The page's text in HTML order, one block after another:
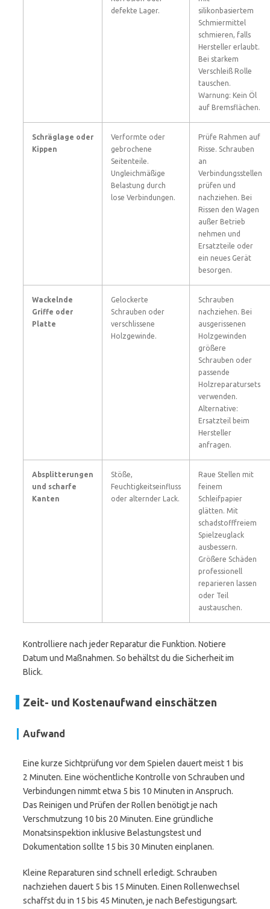
defekte Lager.
silikonbasiertem
Schmiermittel
schmieren, falls
Hersteller erlaubt.
Bei starkem
Verschleiß Rolle
tauschen.
Warnung: Kein Öl
auf Bremsflächen.
Schräglage oder
Kippen
Verformte oder
gebrochene
Seitenteile.
Ungleichmäßige
Belastung durch
lose Verbindungen.
Prüfe Rahmen auf
Risse. Schrauben
an
Verbindungsstellen
prüfen und
nachziehen. Bei
Rissen den Wagen
außer Betrieb
nehmen und
Ersatzteile oder
ein neues Gerät
besorgen.
Wackelnde
Griffe oder
Platte
Gelockerte
Schrauben oder
verschlissene
Holzgewinde.
Schrauben
nachziehen. Bei
ausgerissenen
Holzgewinden
größere
Schrauben oder
passende
Holzreparatursets
verwenden.
Alternative:
Ersatzteil beim
Hersteller
anfragen.
Absplitterungen
und scharfe
Kanten
Stöße,
Feuchtigkeitseinfluss
oder alternder Lack.
Raue Stellen mit
feinem
Schleifpapier
glätten. Mit
schadstofffreiem
Spielzeuglack
ausbessern.
Größere Schäden
professionell
reparieren lassen
oder Teil
austauschen.
Kontrolliere nach jeder Reparatur die Funktion. Notiere
Datum und Maßnahmen. So behältst du die Sicherheit im
Blick.
Zeit- und Kostenaufwand einschätzen
Aufwand
Eine kurze Sichtprüfung vor dem Spielen dauert meist 1 bis
2 Minuten. Eine wöchentliche Kontrolle von Schrauben und
Verbindungen nimmt etwa 5 bis 10 Minuten in Anspruch.
Das Reinigen und Prüfen der Rollen benötigt je nach
Verschmutzung 10 bis 20 Minuten. Eine gründliche
Monatsinspektion inklusive Belastungstest und
Dokumentation sollte 15 bis 30 Minuten einplanen.
Kleine Reparaturen sind schnell erledigt. Schrauben
nachziehen dauert 5 bis 15 Minuten. Einen Rollenwechsel
schaffst du in 15 bis 45 Minuten, je nach Befestigungsart.